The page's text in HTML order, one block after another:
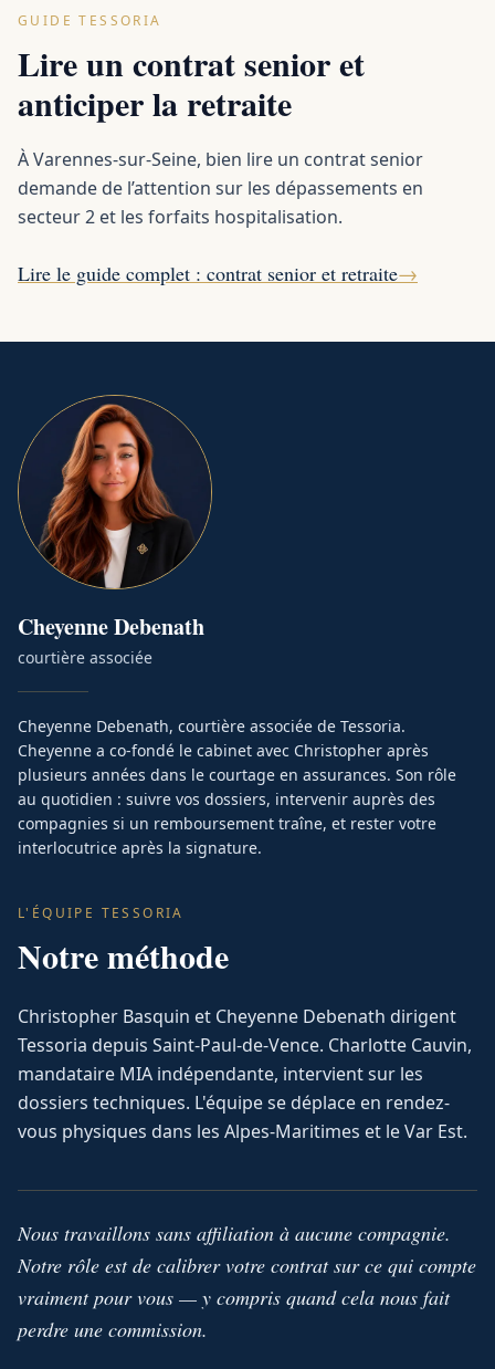
GUIDE TESSORIA
Lire un contrat senior et
anticiper la retraite
À Varennes-sur-Seine, bien lire un contrat senior
demande de l’attention sur les dépassements en
secteur 2 et les forfaits hospitalisation.
Lire le guide complet : contrat senior et retraite→
CheyenneDebenath
courtière associée
Cheyenne Debenath, courtière associée de Tessoria.
Cheyenne a co-fondé le cabinet avec Christopher après
plusieurs années dans le courtage en assurances. Son rôle
au quotidien : suivre vos dossiers, intervenir auprès des
compagnies si un remboursement traîne, et rester votre
interlocutrice après la signature.
L'ÉQUIPE TESSORIA
Notre méthode
Christopher Basquin et Cheyenne Debenath dirigent
Tessoria depuis Saint-Paul-de-Vence. Charlotte Cauvin,
mandataire MIA indépendante, intervient sur les
dossiers techniques. L'équipe se déplace en rendez-
vous physiques dans les Alpes-Maritimes et le Var Est.
Nous travaillons sans affiliation à aucune compagnie.
Notre rôle est de calibrer votre contrat sur ce qui compte
vraiment pour vous — y compris quand cela nous fait
perdre une commission.